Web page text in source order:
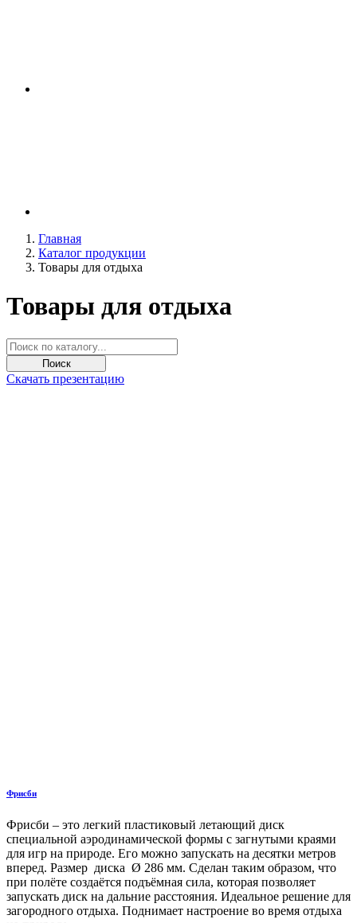
Главная
Каталог продукции
Товары для отдыха
Товары для отдыха
Поиск
Скачать презентацию
Фрисби
Фрисби – это легкий пластиковый летающий диск
специальной аэродинамической формы с загнутыми краями
для игр на природе. Его можно запускать на десятки метров
вперед. Размер диска Ø 286 мм. Сделан таким образом, что
при полёте создаётся подъёмная сила, которая позволяет
запускать диск на дальние расстояния. Идеальное решение для
загородного отдыха. Поднимает настроение во время отдыха